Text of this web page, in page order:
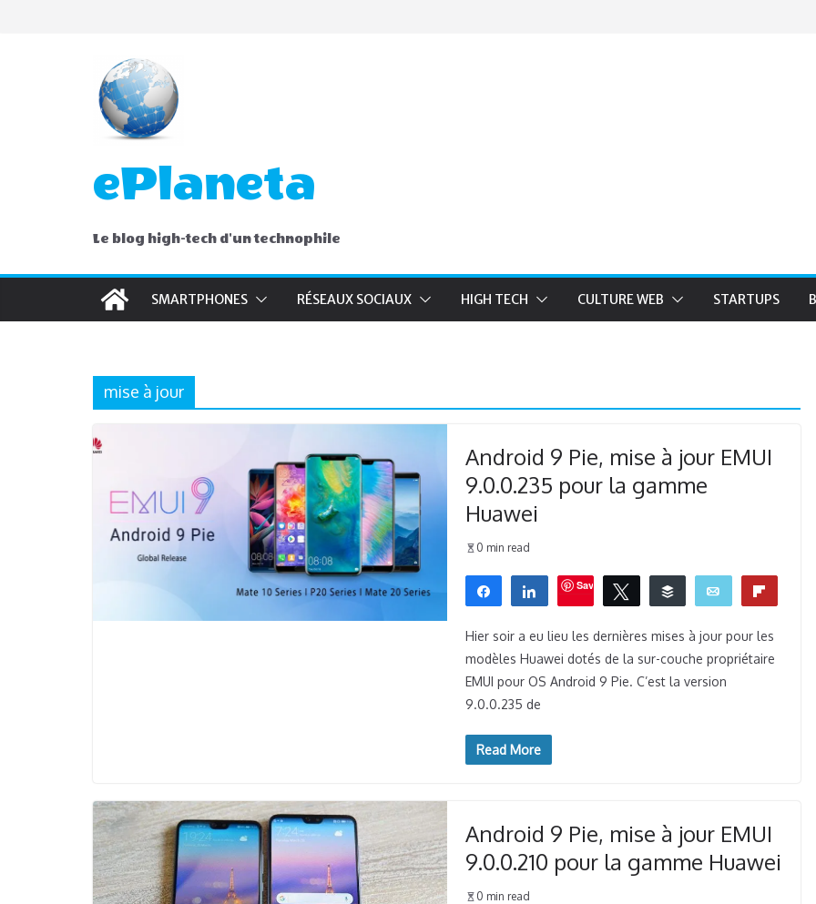
ePlaneta
Le blog high-tech d'un technophile
SMARTPHONES RÉSEAUX SOCIAUX HIGH TECH CULTURE WEB STARTUPS
mise à jour
Android 9 Pie, mise à jour EMUI
9.0.0.235 pour la gamme
Huawei
0 min read
Partagez Partagez
Save Tweetez Buffer Email
PARTAGES
Hier soir a eu lieu les dernières mises à jour pour les
modèles Huawei dotés de la sur-couche propriétaire
EMUI pour OS Android 9 Pie. C’est la version
9.0.0.235 de
Read More
Android 9 Pie, mise à jour EMUI
9.0.0.210 pour la gamme Huawei
0 min read